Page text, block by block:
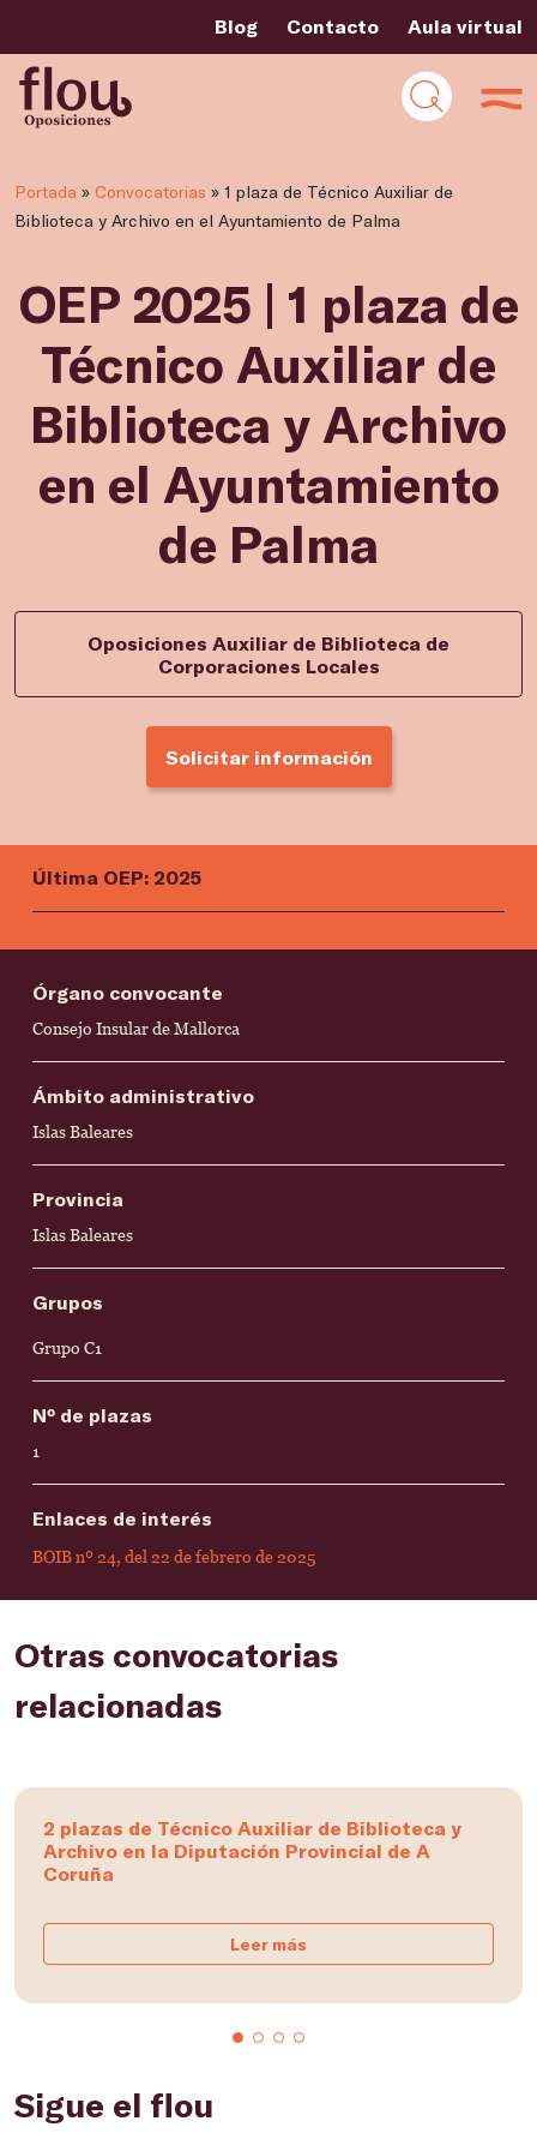
Blog Contacto Aula virtual
Portada » Convocatorias » 1 plaza de Técnico Auxiliar de
Biblioteca y Archivo en el Ayuntamiento de Palma
OEP 2025 | 1 plaza de
Técnico Auxiliar de
Biblioteca y Archivo
en el Ayuntamiento
de Palma
Oposiciones Auxiliar de Biblioteca de
Corporaciones Locales
Solicitar información
Última OEP: 2025
Órgano convocante
Consejo Insular de Mallorca
Ámbito administrativo
Islas Baleares
Provincia
Islas Baleares
Grupos
Grupo C1
Nº de plazas
1
Enlaces de interés
BOIB nº 24, del 22 de febrero de 2025
Otras convocatorias
relacionadas
2 plazas de Técnico Auxiliar de Biblioteca y
Archivo en la Diputación Provincial de A
Coruña
Leer más
Sigue el flou